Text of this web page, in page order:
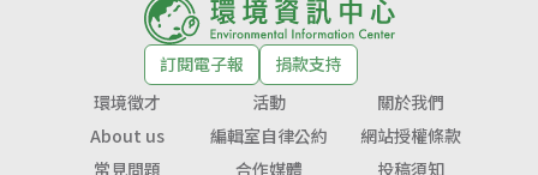
訂閱電子報
捐款支持
環境徵才
活動
關於我們
About us
編輯室自律公約
網站授權條款
常見問題
合作媒體 投稿須知